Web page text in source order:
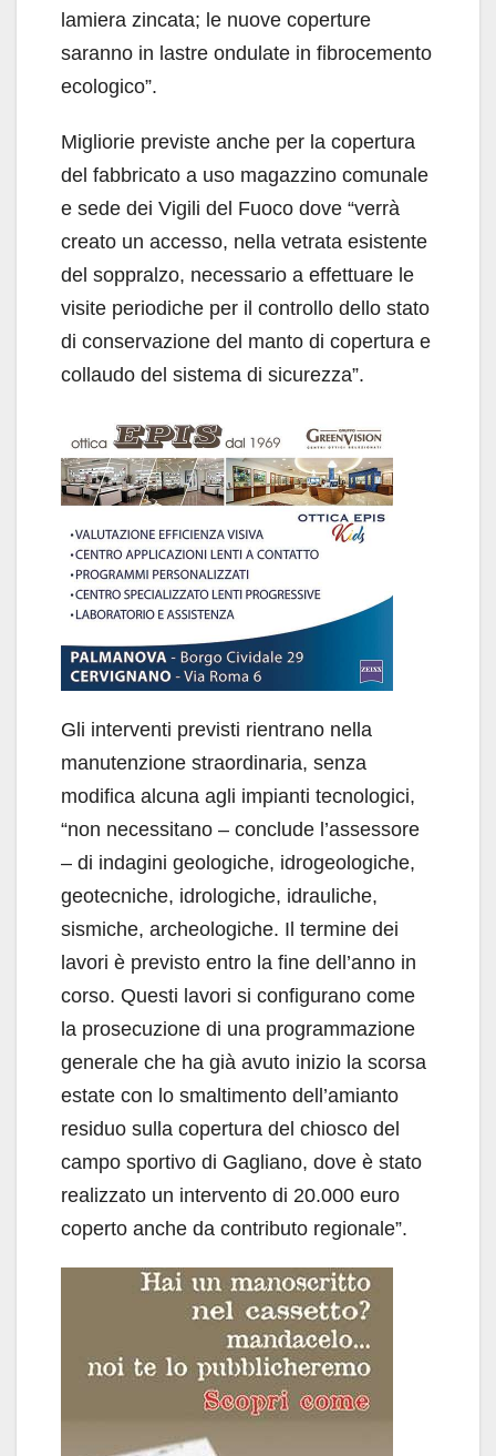
lamiera zincata; le nuove coperture
saranno in lastre ondulate in fibrocemento
ecologico”.
Migliorie previste anche per la copertura
del fabbricato a uso magazzino comunale
e sede dei Vigili del Fuoco dove “verrà
creato un accesso, nella vetrata esistente
del soppralzo, necessario a effettuare le
visite periodiche per il controllo dello stato
di conservazione del manto di copertura e
collaudo del sistema di sicurezza”.
Gli interventi previsti rientrano nella
manutenzione straordinaria, senza
modifica alcuna agli impianti tecnologici,
“non necessitano – conclude l’assessore
– di indagini geologiche, idrogeologiche,
geotecniche, idrologiche, idrauliche,
sismiche, archeologiche. Il termine dei
lavori è previsto entro la fine dell’anno in
corso. Questi lavori si configurano come
la prosecuzione di una programmazione
generale che ha già avuto inizio la scorsa
estate con lo smaltimento dell’amianto
residuo sulla copertura del chiosco del
campo sportivo di Gagliano, dove è stato
realizzato un intervento di 20.000 euro
coperto anche da contributo regionale”.